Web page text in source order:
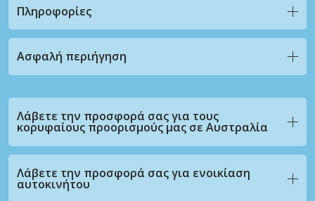
Πληροφορίες
Ασφαλή περιήγηση
Λάβετε την προσφορά σας για τους
κορυφαίους προορισμούς μας σε Αυστραλία
Λάβετε την προσφορά σας για ενοικίαση
αυτοκινήτου